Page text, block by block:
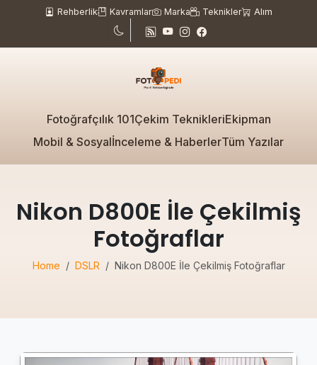
Rehberlik Kavramlar Marka Teknikler Alım
Fotoğrafçılık 101Çekim TeknikleriEkipman
Mobil & Sosyalİnceleme & HaberlerTüm Yazılar
Nikon D800E İle Çekilmiş
Fotoğraflar
Home DSLR Nikon D800E İle Çekilmiş Fotoğraflar